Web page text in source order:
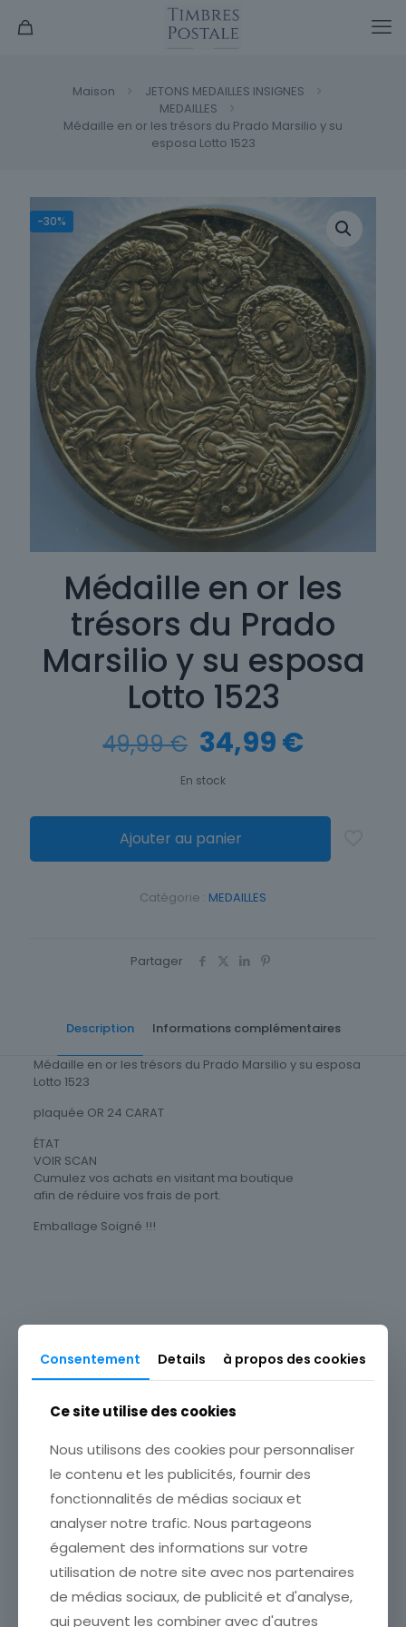
Maison
JETONS MEDAILLES INSIGNES
MEDAILLES
Médaille en or les trésors du Prado Marsilio y su
esposa Lotto 1523
-30%
Médaille en or les
trésors du Prado
Marsilio y su esposa
Lotto 1523
49,99€ Le
prix
initial
était :
49,99 €.
34,99€
est :
34,99
En stock
Ajouter au panier
Catégorie : MEDAILLES
Partager
Description Informations complémentaires
Médaille en or les trésors du Prado Marsilio y su esposa
Lotto 1523
plaquée OR 24 CARAT
ÉTAT
VOIR SCAN
Cumulez vos achats en visitant ma boutique
afin de réduire vos frais de port.
Emballage Soigné !!!
Epoque
XXème siècle
Thème
MUSEE
Or plaqué
Produits similaires
FOOTBALL 2000
ARANZABAL DEFENSA
MEDAILLE EQUIPE DE
FOOTBALL 2000 URZAIZ
Consentement Details à propos des cookies
Ce site utilise des cookies
Nous utilisons des cookies pour personnaliser
le contenu et les publicités, fournir des
fonctionnalités de médias sociaux et
analyser notre trafic. Nous partageons
également des informations sur votre
utilisation de notre site avec nos partenaires
de médias sociaux, de publicité et d'analyse,
qui peuvent les combiner avec d'autres